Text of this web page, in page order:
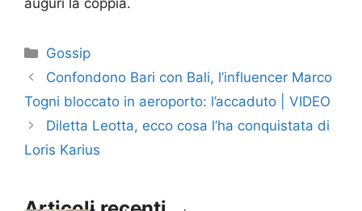
Categorie
Gossip
Confondono Bari con Bali, l’influencer Marco
Togni bloccato in aeroporto: l’accaduto | VIDEO
Diletta Leotta, ecco cosa l’ha conquistata di
Loris Karius